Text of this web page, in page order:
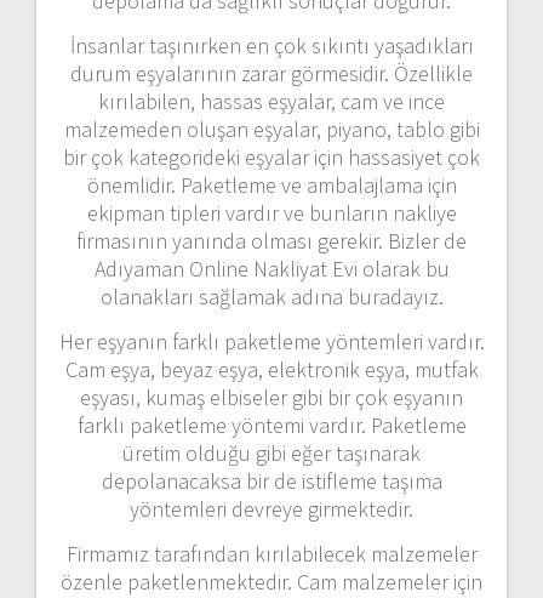
İnsanlar taşınırken en çok sıkıntı yaşadıkları
durum eşyalarının zarar görmesidir. Özellikle
kırılabilen, hassas eşyalar, cam ve ince
malzemeden oluşan eşyalar, piyano, tablo gibi
bir çok kategorideki eşyalar için hassasiyet çok
önemlidir. Paketleme ve ambalajlama için
ekipman tipleri vardır ve bunların nakliye
firmasının yanında olması gerekir. Bizler de
Adıyaman Online Nakliyat Evi olarak bu
olanakları sağlamak adına buradayız.
Her eşyanın farklı paketleme yöntemleri vardır.
Cam eşya, beyaz eşya, elektronik eşya, mutfak
eşyası, kumaş elbiseler gibi bir çok eşyanın
farklı paketleme yöntemi vardır. Paketleme
üretim olduğu gibi eğer taşınarak
depolanacaksa bir de istifleme taşıma
yöntemleri devreye girmektedir.
Firmamız tarafından kırılabilecek malzemeler
özenle paketlenmektedir. Cam malzemeler için